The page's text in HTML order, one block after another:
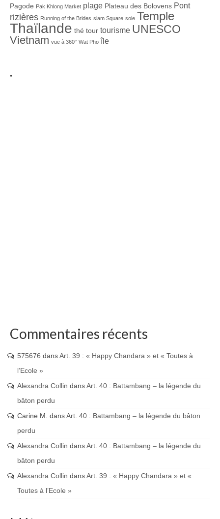
Pagode Pak Khlong Market plage Plateau des Bolovens Pont
rizières Running of the Brides siam Square soie Temple
Thaïlande thé tour tourisme UNESCO
Vietnam vue à 360° Wat Pho île
.
Commentaires récents
575676 dansArt. 39 : « Happy Chandara » et « Toutes à
l’Ecole »
Alexandra Collin dansArt. 40 : Battambang – la légende du
bâton perdu
Carine M. dansArt. 40 : Battambang – la légende du bâton
perdu
Alexandra Collin dansArt. 40 : Battambang – la légende du
bâton perdu
Alexandra Collin dansArt. 39 : « Happy Chandara » et «
Toutes à l’Ecole »